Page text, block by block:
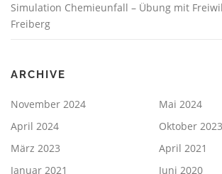
Simulation Chemieunfall – Übung mit
Freiberg
ARCHIVE
November 2024
Mai 2024
April 2024
Oktober 2023
März 2023
April 2021
Januar 2021
Juni 2020